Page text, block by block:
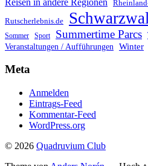
Rutscherlebnis.de
Sommer
Sport Summertime Parcs
Veranstaltungen / Aufführungen
Winter
Meta
Anmelden
Eintrags-Feed
Kommentar-Feed
WordPress.org
© 2026 Quadruvium Club